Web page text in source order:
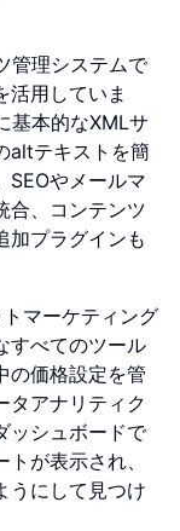
管理システムで
活用していま
基本的なXMLサ
altテキストを簡
SEOやメールマ
合、コンテンツ
加プラグインも
マーケティング
すべてのツール
の価格設定を管
タアナリティク
ッシュボードで
が表示され、
うにして見つけ